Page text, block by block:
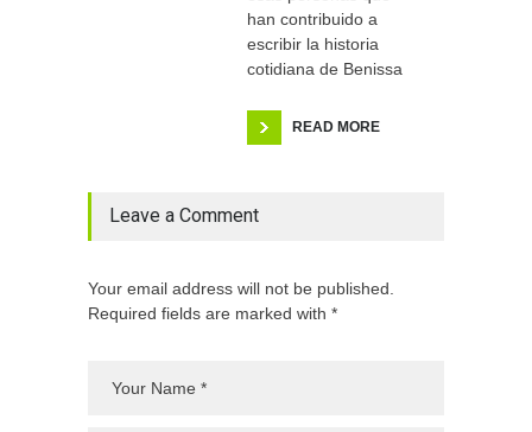
han contribuido a
escribir la historia
cotidiana de Benissa
READ MORE
Leave a Comment
Your email address will not be published.
Required fields are marked with *